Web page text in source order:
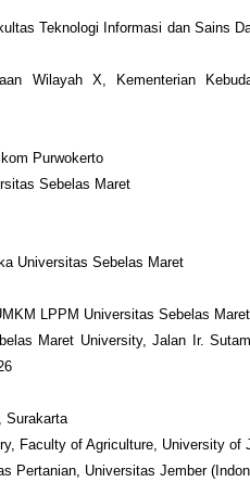
Teknologi Informasi dan Sains
Wilayah X, Kementerian
Purwokerto
Sebelas Maret
Universitas Sebelas Maret
LPPM Universitas Sebelas Maret
Maret University, Jalan Ir.
Surakarta
Faculty of Agriculture, University of
Pertanian, Universitas Jember